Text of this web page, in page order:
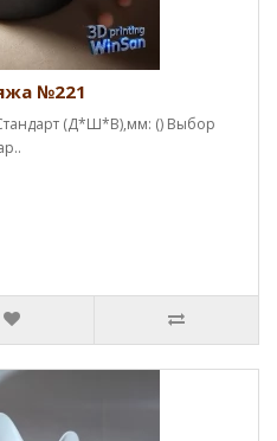
№221
(Д*Ш*В),мм: () Выбор